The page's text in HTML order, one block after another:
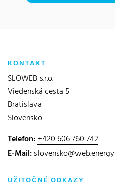
KONTAKT
SLOWEB s.r.o.
Viedenská cesta 5
Bratislava
Slovensko
Telefon:+420 606 760 742
E-Mail:slovensko@web.energy
UŽITOČNÉ ODKAZY